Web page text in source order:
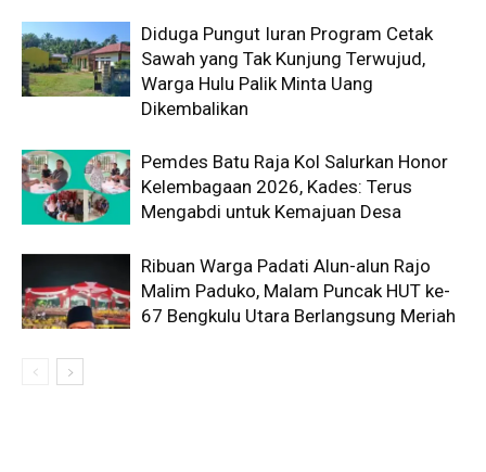
Diduga Pungut Iuran Program Cetak
Sawah yang Tak Kunjung Terwujud,
Warga Hulu Palik Minta Uang
Dikembalikan
Pemdes Batu Raja Kol Salurkan Honor
Kelembagaan 2026, Kades: Terus
Mengabdi untuk Kemajuan Desa
Ribuan Warga Padati Alun-alun Rajo
Malim Paduko, Malam Puncak HUT ke-
67 Bengkulu Utara Berlangsung Meriah